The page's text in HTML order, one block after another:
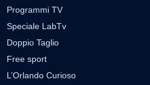
Programmi TV
Speciale LabTv
Doppio Taglio
Free sport
L’Orlando Curioso